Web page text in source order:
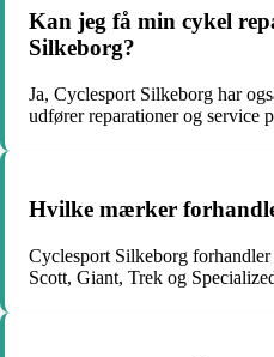
Kan jeg få min cykel
Silkeborg?
Ja, Cyclesport Silkeborg har
udfører reparationer og service
Hvilke mærker
Cyclesport Silkeborg
Scott, Giant, Trek og